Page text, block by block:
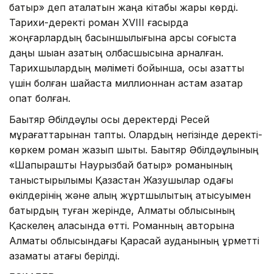
батыр» деп аталатын жаңа кітабы жарық көрді.
Тарихи-деректі роман XVIII ғасырда
жоңғарлардың басқыншылығына қарсы соғыста
даңқы шыққан қазақтың қолбасшысына арналған.
Тарихшылардың мәліметі бойынша, осы азаттық
үшін болған шайқаста миллионнан астам қазақтар
опат болған.
Бақытяр Әбілдәұлы осы деректерді Ресей
мұрағаттарынан тапты. Олардың негізінде деректі-
көркем роман жазып шықты. Бақытяр Әбілдәұлының
«Шапырашты Наурызбай батыр» романының
таныстырылымы Қазақстан Жазушылар одағы
өкілдерінің және қалың жұртшылықтың қатысуымен
батырдың туған жерінде, Алматы облысының
Қаскелең қаласында өтті. Романның авторына
Алматы облысындағы Қарасай ауданының құрметті
азаматы атағы берілді.